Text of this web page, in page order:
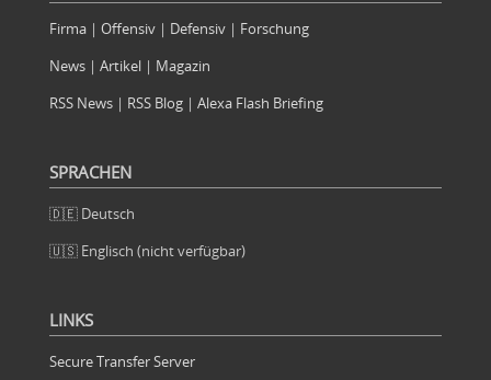
Firma| Offensiv| Defensiv| Forschung
News| Artikel| Magazin
RSS News| RSS Blog| Alexa Flash Briefing
SPRACHEN
🇩🇪 Deutsch
🇺🇸 Englisch (nicht verfügbar)
LINKS
Secure Transfer Server